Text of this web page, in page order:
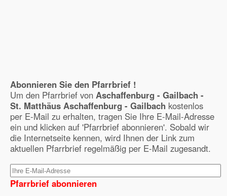
Abonnieren Sie den Pfarrbrief !
Um den Pfarrbrief von Aschaffenburg - Gailbach -
St. Matthäus Aschaffenburg - Gailbach kostenlos
per E-Mail zu erhalten, tragen Sie Ihre E-Mail-Adresse
ein und klicken auf 'Pfarrbrief abonnieren'. Sobald wir
die Internetseite kennen, wird Ihnen der Link zum
aktuellen Pfarrbrief regelmäßig per E-Mail zugesandt.
Pfarrbrief abonnieren